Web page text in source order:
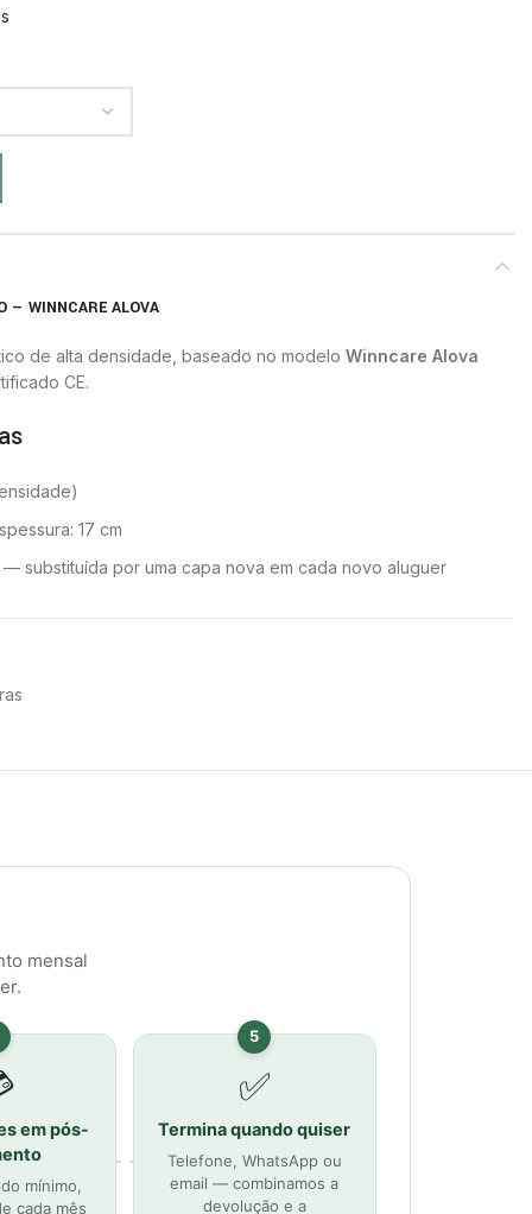
— WINNCARE ALOVA
de alta densidade, baseado no modelo Winncare Alova
CE.
17 cm
— substituída por uma capa nova em cada novo aluguer
no momento da encomenda)
(faturados no final de cada mês)
no próprio dia — são cobrados apenas os dias utilizados
de Lisboa
de Lisboa (outras zonas sujeitas a custo)
mensal
em pós-
mínimo,
cada mês
5
✅
Termina quando quiser
Telefone, WhatsApp ou
email — combinamos a
devolução e a